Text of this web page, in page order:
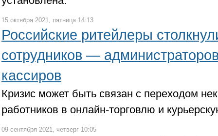
15 октября 2021, пятница 14:13
Российские ритейлеры
сотрудников —
кассиров
Кризис может быть связан с переходом
работников в онлайн-торговлю и
09 сентября 2021, четверг 10:05